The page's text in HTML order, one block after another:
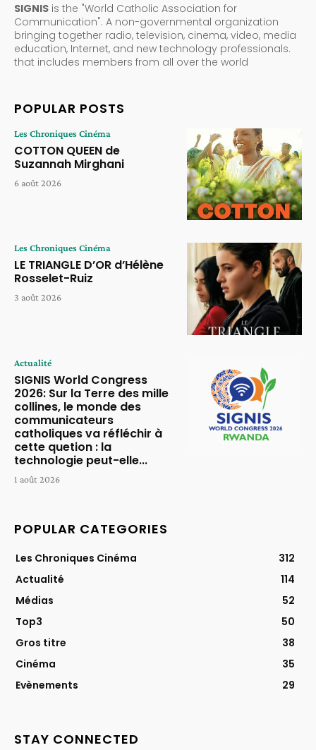
SIGNIS is the "World Catholic Association for
Communication". A non-governmental organization
bringing together radio, television, cinema, video, media
education, Internet, and new technology professionals.
that includes members from all over the world
POPULAR POSTS
Les Chroniques Cinéma
COTTON QUEEN de
Suzannah Mirghani
6 août 2026
Les Chroniques Cinéma
LE TRIANGLE D’OR d’Hélène
Rosselet-Ruiz
3 août 2026
Actualité
SIGNIS World Congress
2026: Sur la Terre des mille
collines, le monde des
communicateurs
catholiques va réfléchir à
cette quetion : la
technologie peut-elle...
1 août 2026
POPULAR CATEGORIES
Les Chroniques Cinéma
312
Actualité
114
Médias
52
Top3
50
Gros titre
38
Cinéma
35
Evènements
29
STAY CONNECTED